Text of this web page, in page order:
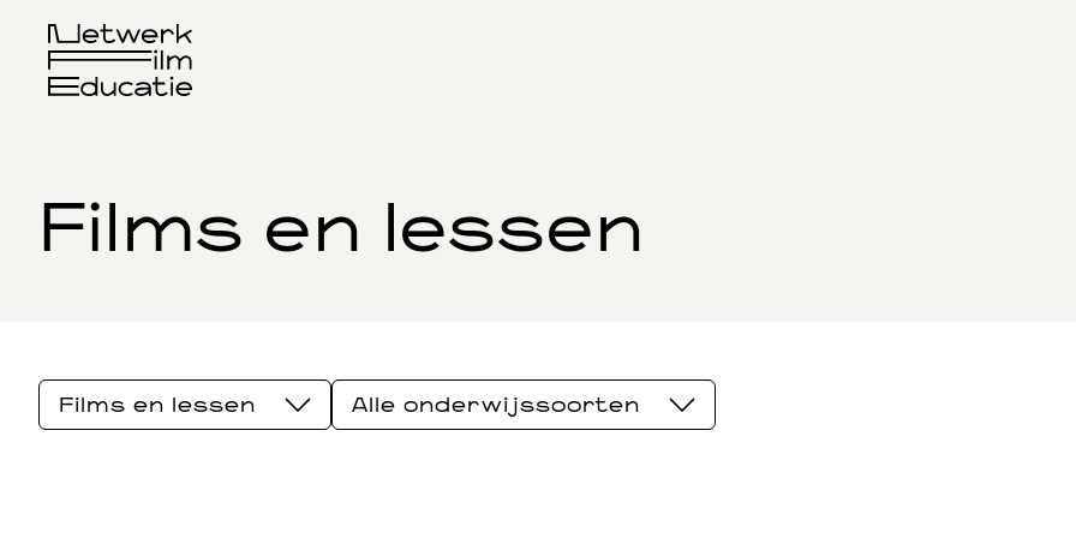
Films en lessen
Films en lessen Alle onderwijssoorten